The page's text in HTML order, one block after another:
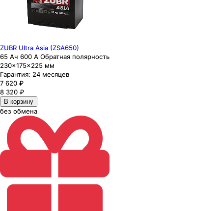
ZUBR Ultra Asia (ZSA650)
65 Ач 600 А Обратная полярность
230×175×225 мм
Гарантия: 24 месяцев
7 620 ₽
8 320 ₽
В корзину
без обмена